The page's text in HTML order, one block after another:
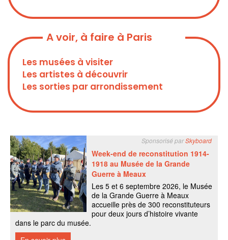
A voir, à faire à Paris
Les musées à visiter
Les artistes à découvrir
Les sorties par arrondissement